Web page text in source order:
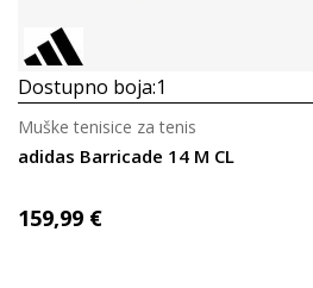
Dostupno boja:1
adidas Barricade 14 M CL
Muške tenisice za tenis
159,99 €